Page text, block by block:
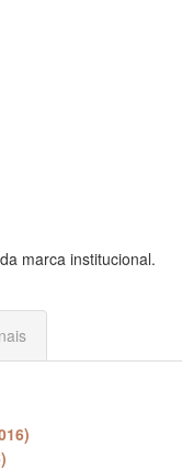
marca institucional.